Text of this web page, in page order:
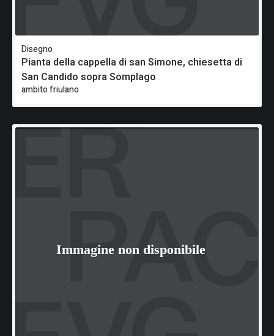
Disegno
Pianta della cappella di san Simone, chiesetta di
San Candido sopra Somplago
ambito friulano